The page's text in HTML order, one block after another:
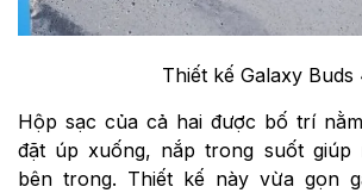
Thiết kế Galaxy Buds
Hộp sạc của cả hai được bố trí
đặt úp xuống, nắp trong suốt giúp
bên trong. Thiết kế này vừa gọn